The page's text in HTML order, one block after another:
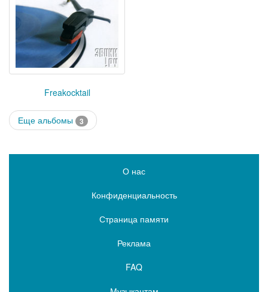
Freakocktail
Еще альбомы 3
О нас
Конфиденциальность
Страница памяти
Реклама
FAQ